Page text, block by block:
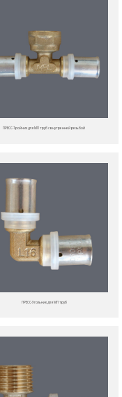
ПРЕСС-Тройник для МП труб с внутренней резьбой
ПРЕСС-Угольник для МП труб